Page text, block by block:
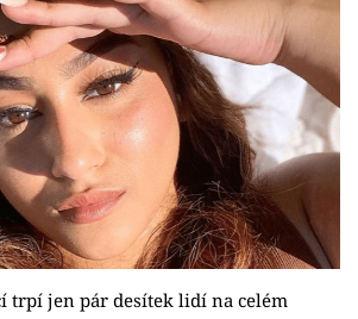
trpí jen pár desítek lidí na celém